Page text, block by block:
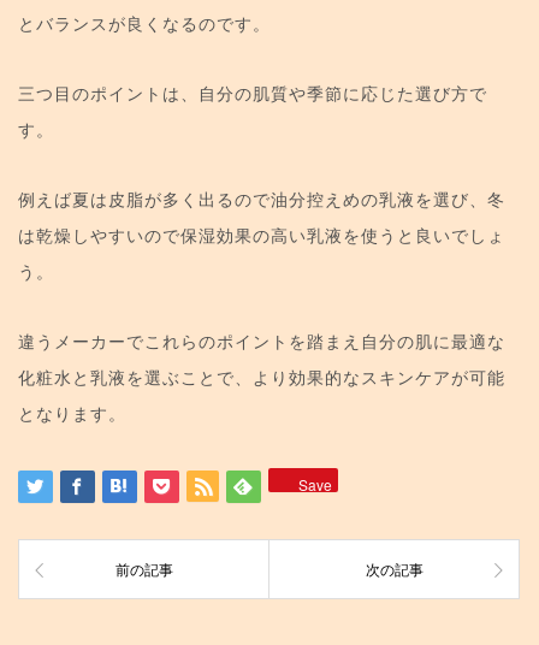
とバランスが良くなるのです。
三つ目のポイントは、自分の肌質や季節に応じた選び方で
す。
例えば夏は皮脂が多く出るので油分控えめの乳液を選び、冬
は乾燥しやすいので保湿効果の高い乳液を使うと良いでしょ
う。
違うメーカーでこれらのポイントを踏まえ自分の肌に最適な
化粧水と乳液を選ぶことで、より効果的なスキンケアが可能
となります。
Save
前の記事 次の記事